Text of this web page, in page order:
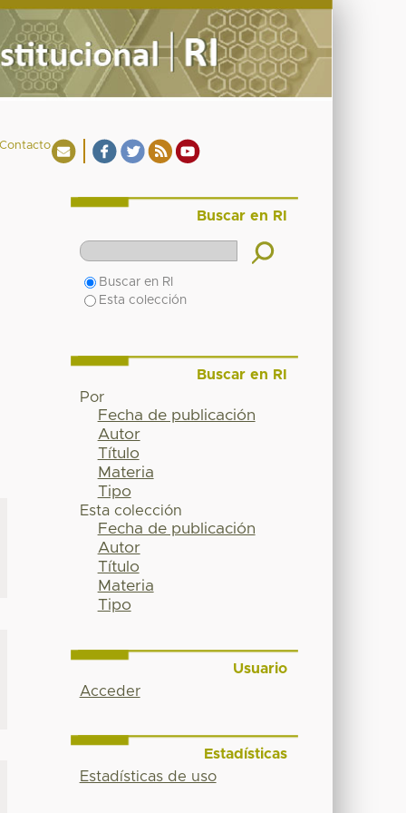
Buscar en RI
Buscar en RI
Esta colección
Buscar en RI
Por
Fecha de publicación
Autor
Título
Materia
Tipo
Esta colección
Fecha de publicación
Autor
Título
Materia
Tipo
Usuario
Acceder
Estadísticas
Estadísticas de uso